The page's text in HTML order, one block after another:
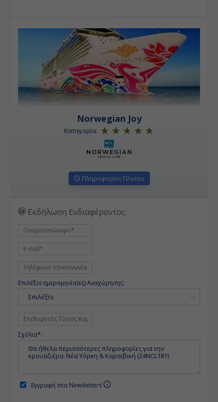
Norwegian Joy
Κατηγορία:
Πληροφορίες Πλοίου
Εκδήλωση Ενδιαφέροντος:
Επιλέξτε ημερομηνία(ες) Αναχώρησης:
Επιλέξτε
Σχόλια*:
Εγγραφή στα Newsletters